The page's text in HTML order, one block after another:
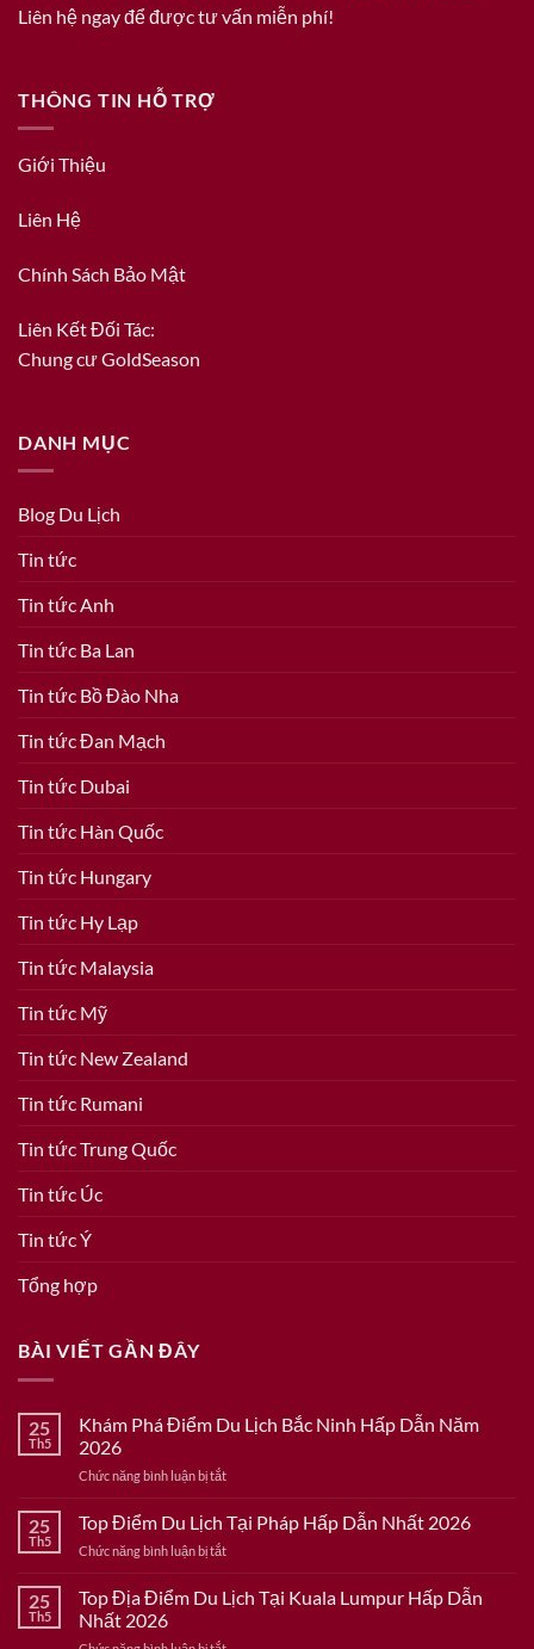
Liên hệ ngay để được tư vấn miễn phí!
THÔNG TIN HỖ TRỢ
Giới Thiệu
Liên Hệ
Chính Sách Bảo Mật
Liên Kết Đối Tác:
Chung cư GoldSeason
DANH MỤC
Blog Du Lịch
Tin tức
Tin tức Anh
Tin tức Ba Lan
Tin tức Bồ Đào Nha
Tin tức Đan Mạch
Tin tức Dubai
Tin tức Hàn Quốc
Tin tức Hungary
Tin tức Hy Lạp
Tin tức Malaysia
Tin tức Mỹ
Tin tức New Zealand
Tin tức Rumani
Tin tức Trung Quốc
Tin tức Úc
Tin tức Ý
Tổng hợp
BÀI VIẾT GẦN ĐÂY
25
Th5
Khám Phá Điểm Du Lịch Bắc Ninh Hấp Dẫn Năm
2026
Chức năng bình luận bị tắtở
Phá
Điểm
Du
Bắc
25
Th5
Top Điểm Du Lịch Tại Pháp Hấp Dẫn Nhất 2026
Chức năng bình luận bị tắtở
Điểm
Du
25
Th5
Top Địa Điểm Du Lịch Tại Kuala Lumpur Hấp Dẫn
Nhất 2026